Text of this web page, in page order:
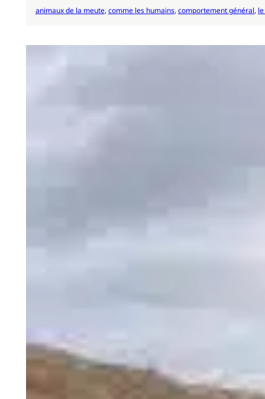
animaux de la meute, comme les humains, comportement général,